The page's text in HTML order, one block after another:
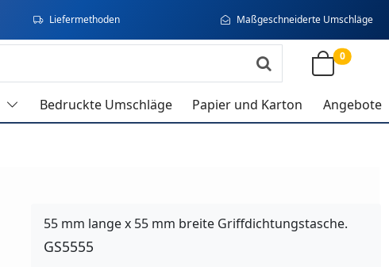
Liefermethoden Maßgeschneiderte Umschläge
0
Bedruckte Umschläge Papier und Karton Angebote
55 mm lange x 55 mm breite Griffdichtungstasche.
GS5555